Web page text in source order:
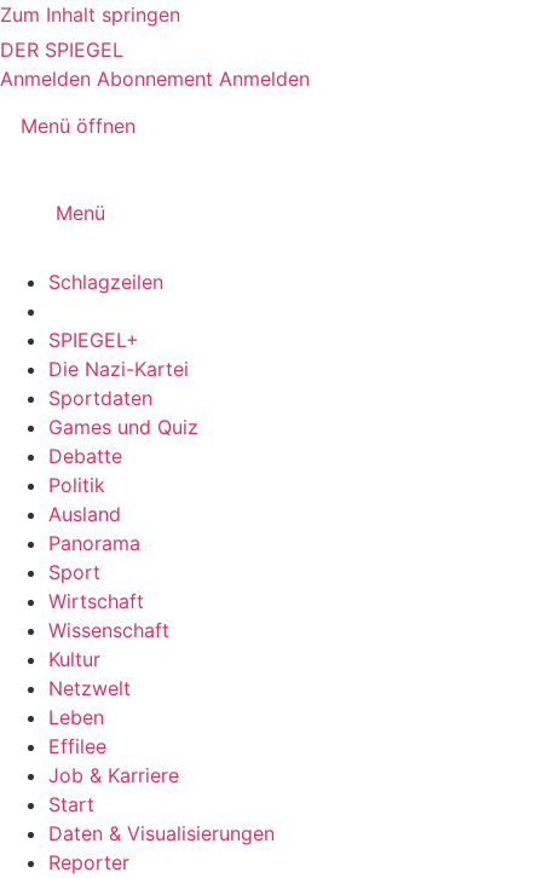
Zum Inhalt springen
DER SPIEGEL
Anmelden Abonnement Anmelden
Menü öffnen
Menü
Schlagzeilen
SPIEGEL+
Die Nazi-Kartei
Sportdaten
Games und Quiz
Debatte
Politik
Ausland
Panorama
Sport
Wirtschaft
Wissenschaft
Kultur
Netzwelt
Leben
Effilee
Job & Karriere
Start
Daten & Visualisierungen
Reporter